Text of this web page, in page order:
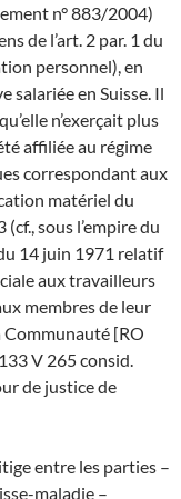
n° 883/2004)
de l’art. 2 par. 1 du
personnel), en
salariée en Suisse. Il
n’exerçait plus
affiliée au régime
correspondant aux
matériel du
sous l’empire du
14 juin 1971 relatif
aux travailleurs
membres de leur
Communauté [RO
V 265 consid.
de justice de
entre les parties –
maladie –